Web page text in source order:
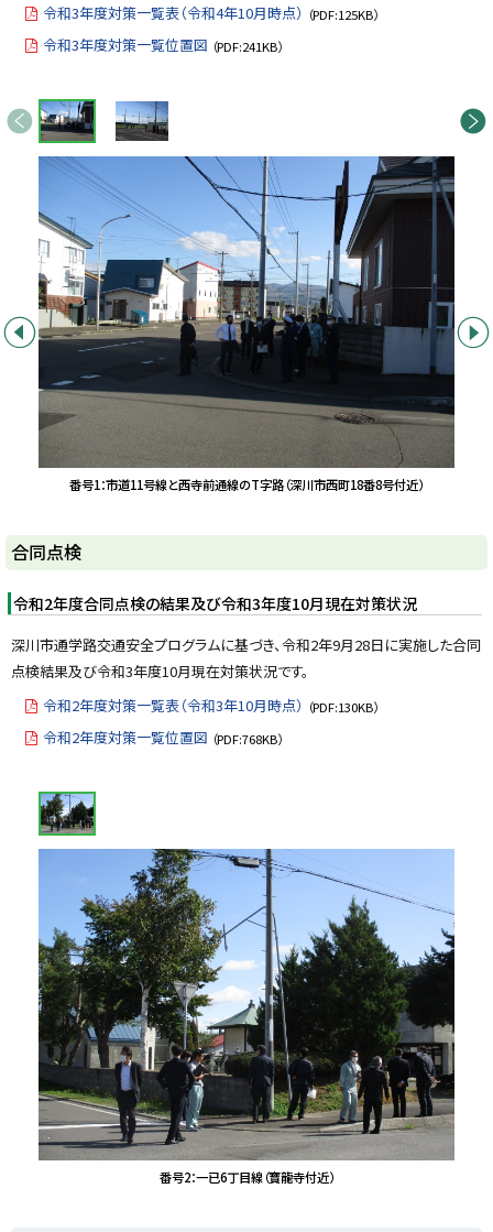
令和3年度対策一覧表（令和4年10月時点） （PDF:125KB）
令和3年度対策一覧位置図 （PDF:241KB）
画
像
ス
ド
集
前へ 次へ
前へ
番号1：市道11号線と西寺前通線のT字路（深川市西町18番8号付近）
次へ
ト
ッ
プ
戻
る
合同点検
令和2年度合同点検の結果及び令和3年度10月現在対策状況
深川市通学路交通安全プログラムに基づき、令和2年9月28日に実施した合同
点検結果及び令和3年度10月現在対策状況です。
令和2年度対策一覧表（令和3年10月時点） （PDF:130KB）
令和2年度対策一覧位置図 （PDF:768KB）
画
像
ス
集
番号2：一已6丁目線（寶龍寺付近）